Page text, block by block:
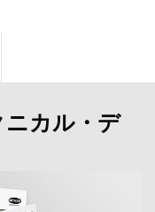
カル・デ